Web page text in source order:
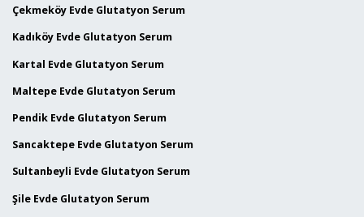
Çekmeköy Evde Glutatyon Serum
Kadıköy Evde Glutatyon Serum
Kartal Evde Glutatyon Serum
Maltepe Evde Glutatyon Serum
Pendik Evde Glutatyon Serum
Sancaktepe Evde Glutatyon Serum
Sultanbeyli Evde Glutatyon Serum
Şile Evde Glutatyon Serum